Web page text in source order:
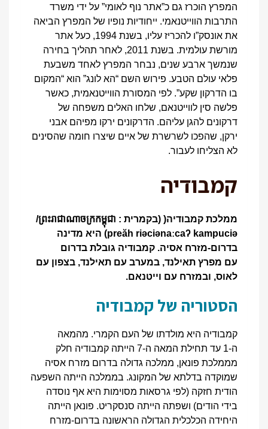
המפרץ הוכרז גם כ”אתר נוף לאומי” על ידי משרד
התרבות הווייטנאמי. ייחודיות נופיו של המפרץ הביאה
את אונסק”ו להכריז עליו, בשנת 1994, כעל אתר
מורשת עולמית. בשנת 2011, לאחר תהליך בחירה
שנמשך ארבע שנים, נבחר המפרץ לאחד משבעת
פלאי עולם הטבע. פירוש השם “הא לונג” הוא “המקום
בו הדרקון שקע”. לפי המסורת הווייטנאמית, כאשר
פלשה סין לווייטנאם, שלחו האלים משפחה של
דרקונים להגן עליהם. הדרקונים ירקו מפיהם אבני
ירקן, שהפכו לשרשרת של איים שיצרו חומה שהסינים
לא הצליחו לעבור.
קמבודיה
ממלכת קמבודיה( (בקמרית :
ព្រះរាជាណាចក្រកម្ពុជា
/
preăh riəciənaːcaʔ kampuciə
) היא מדינה
בדרום-מזרח אסיה. קמבודיה גובלת בדרום
עם מפרץ תאילנד, במערב עם תאילנד, בצפון עם
לאוס, ובמזרח עם וייטנאם.
הסטוריה של קמבודיה
קמבודיה היא מולדתו של העם הקמרי. מהמאה
ה-1 עד תחילת המאה ה-7 הייתה קמבודיה חלק
מממלכת פונאן, ממלכה גדולה בדרום מזרח אסיה
שמוקדה בדלתא של המקונג. בממלכה הייתה השפעה
הודית חזקה (לפי גרסאות מסוימות היא אף נוסדה
בידי הודים) ושפתה הייתה סנסקריט. פונאן הייתה
היחידה הכלכלית הגדולה הראשונה בדרום-מזרח